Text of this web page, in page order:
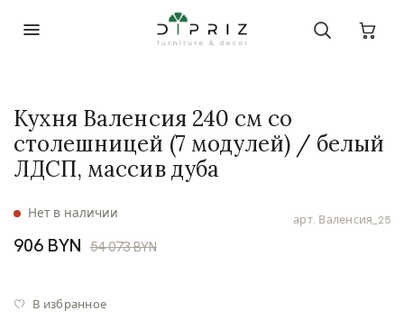
арт. Валенсия_25
Нет в наличии
Кухня Валенсия 240 см со
столешницей (7 модулей) / белый
ЛДСП, массив дуба
906 BYN 54 073 BYN
В избранное